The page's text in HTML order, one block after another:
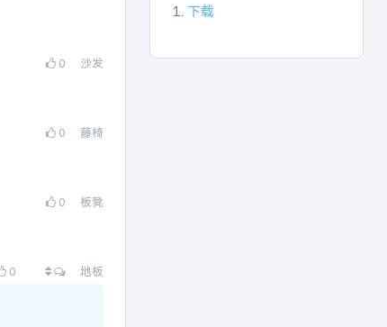
0 沙发
0 藤椅
0 板凳
0 查看所有回复
地板
1. 下载